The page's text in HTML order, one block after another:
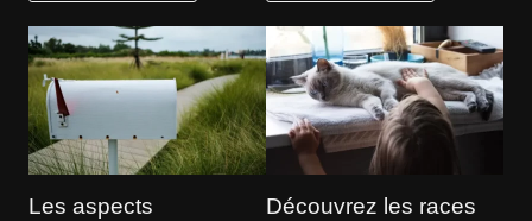
Les aspects
Découvrez les races